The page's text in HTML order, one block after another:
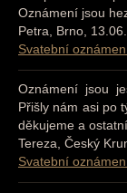
Oznámení jsou
Petra, Brno,
Svatební
Oznámení jsou
Přišly nám asi po
děkujeme a
Tereza, Český
Svatební